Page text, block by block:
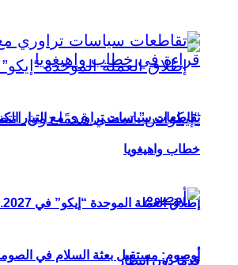
قدمًا دون انتظار
تقاطعات سياسات تراوري مع التيار
خطاب واهيغويا
أوصوم: مستقبل بعثة السلام في